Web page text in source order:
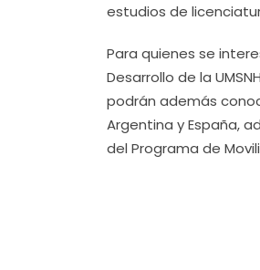
estudios de
Para quienes se
Desarrollo de la
podrán además
Argentina y España,
del Programa de